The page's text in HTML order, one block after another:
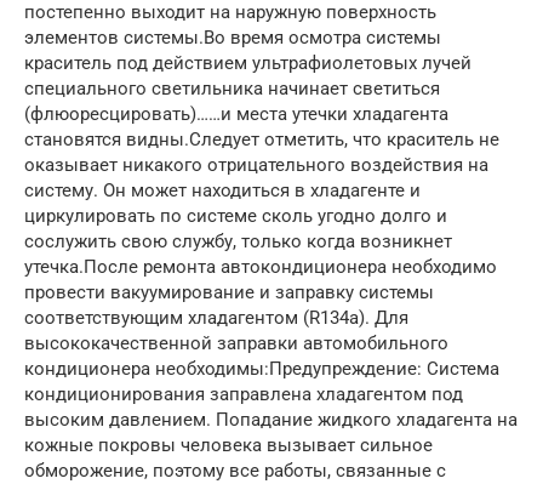
постепенно выходит на наружную поверхность
элементов системы.Во время осмотра системы
краситель под действием ультрафиолетовых лучей
специального светильника начинает светиться
(флюоресцировать)……и места утечки хладагента
становятся видны.Следует отметить, что краситель не
оказывает никакого отрицательного воздействия на
систему. Он может находиться в хладагенте и
циркулировать по системе сколь угодно долго и
сослужить свою службу, только когда возникнет
утечка.После ремонта автокондиционера необходимо
провести вакуумирование и заправку системы
соответствующим хладагентом (R134а). Для
высококачественной заправки автомобильного
кондиционера необходимы:Предупреждение: Система
кондиционирования заправлена хладагентом под
высоким давлением. Попадание жидкого хладагента на
кожные покровы человека вызывает сильное
обморожение, поэтому все работы, связанные с